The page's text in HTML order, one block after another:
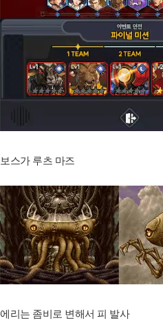
보스가 루츠 마즈
에리는 좀비로 변해서 피 발사